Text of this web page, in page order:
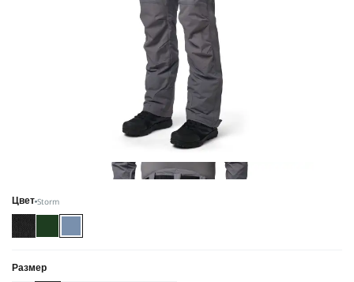
Цвет Storm
Размер